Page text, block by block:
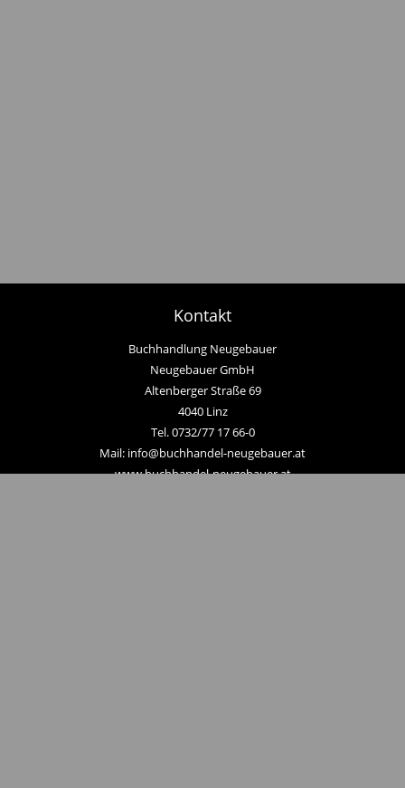
Kontakt
Buchhandlung Neugebauer
Neugebauer GmbH
Altenberger Straße 69
4040 Linz
Tel. 0732/77 17 66-0
Mail: info@buchhandel-neugebauer.at
www.buchhandel-neugebauer.at